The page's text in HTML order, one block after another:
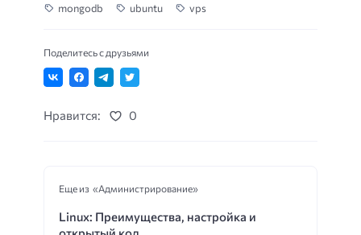
mongodb ubuntu vps
Поделитесь с друзьями
Нравится: 0
Еще из «Администрирование»
Linux: Преимущества, настройка и